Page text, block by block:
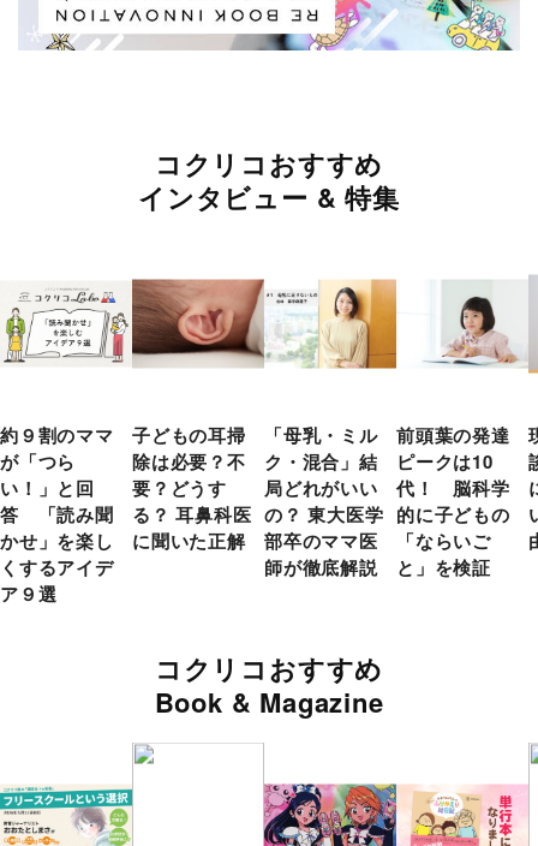
コクリコおすすめ
インタビュー & 特集
約９割のママ
が「つら
い！」と回
答 「読み聞
かせ」を楽し
くするアイデ
ア９選
子どもの耳掃
除は必要？不
要？どうす
る？ 耳鼻科医
に聞いた正解
「母乳・ミル
ク・混合」結
局どれがいい
の？ 東大医学
部卒のママ医
師が徹底解説
前頭葉の発達
ピークは10
代！ 脳科学
的に子どもの
「ならいご
と」を検証
コクリコおすすめ
Book & Magazine